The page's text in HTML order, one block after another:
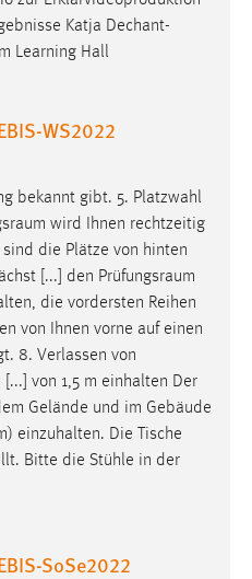
Katja Dechant-
Learning Hall
WS2022
bekannt gibt. 5. Platzwahl
wird Ihnen rechtzeitig
sind die Plätze von hinten
[...] den Prüfungsraum
die vordersten Reihen
von Ihnen vorne auf einen
8. Verlassen von
von 1,5 m einhalten Der
Gelände und im Gebäude
) einzuhalten. Die Tische
Bitte die Stühle in der
SoSe2022